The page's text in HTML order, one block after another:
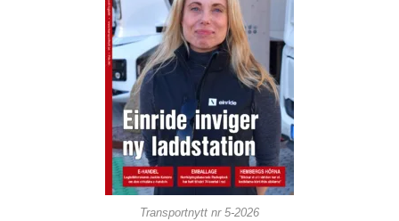
Transportnytt nr 5-2026